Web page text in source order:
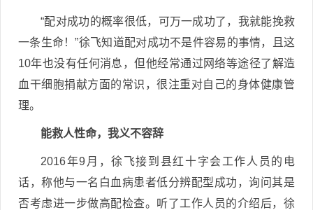
“配对成功的概率很低，可万一成功了，我就能挽救
一条生命！”徐飞知道配对成功不是件容易的事情，且这
10年也没有任何消息，但他经常通过网络等途径了解造
血干细胞捐献方面的常识，很注重对自己的身体健康管
理。
能救人性命，我义不容辞
2016年9月，徐飞接到县红十字会工作人员的电
话，称他与一名白血病患者低分辨配型成功，询问其是
否考虑进一步做高配检查。听了工作人员的介绍后，徐